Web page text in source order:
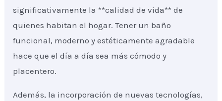
significativamente la **calidad de vida** de
quienes habitan el hogar. Tener un baño
funcional, moderno y estéticamente agradable
hace que el día a día sea más cómodo y
placentero.
Además, la incorporación de nuevas tecnologías,